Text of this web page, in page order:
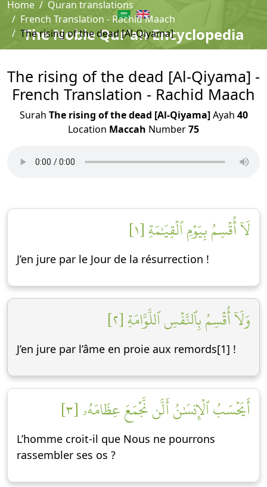
The Noble Qur'an Encyclopedia
Home
Quran translations
French Translation - Rachid Maach
The rising of the dead [Al-Qiyama]
The rising of the dead [Al-Qiyama] -
French Translation - Rachid Maach
Surah The rising of the dead [Al-Qiyama]Ayah 40
Location Maccah Number75
لَآ أُقۡسِمُ بِيَوۡمِ ٱلۡقِيَٰمَةِ [١]
J’en jure par le Jour de la résurrection !
وَلَآ أُقۡسِمُ بِٱلنَّفۡسِ ٱللَّوَّامَةِ [٢]
J’en jure par l’âme en proie aux remords[1] !
أَيَحۡسَبُ ٱلۡإِنسَٰنُ أَلَّن نَّجۡمَعَ عِظَامَهُۥ [٣]
L’homme croit-il que Nous ne pourrons
rassembler ses os ?